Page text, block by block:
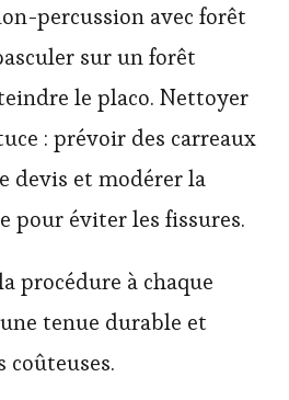
percussion avec forêt
sur un forêt
le placo. Nettoyer
: prévoir des carreaux
devis et modérer la
pour éviter les fissures.
procédure à chaque
tenue durable et